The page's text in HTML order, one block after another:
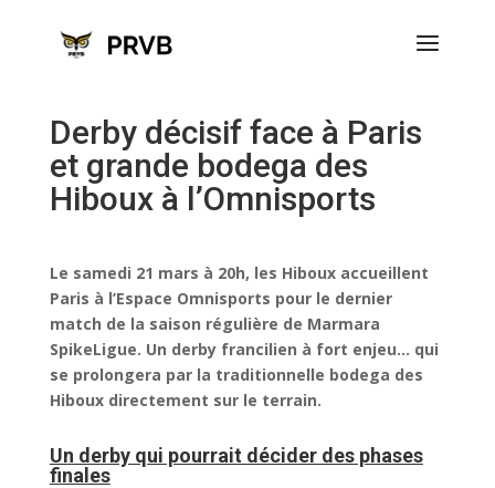
Derby décisif face à Paris
et grande bodega des
Hiboux à l’Omnisports
Le samedi 21 mars à 20h, les Hiboux accueillent
Paris à l’Espace Omnisports pour le dernier
match de la saison régulière de Marmara
SpikeLigue. Un derby francilien à fort enjeu… qui
se prolongera par la traditionnelle bodega des
Hiboux directement sur le terrain.
Un derby qui pourrait décider des phases
finales